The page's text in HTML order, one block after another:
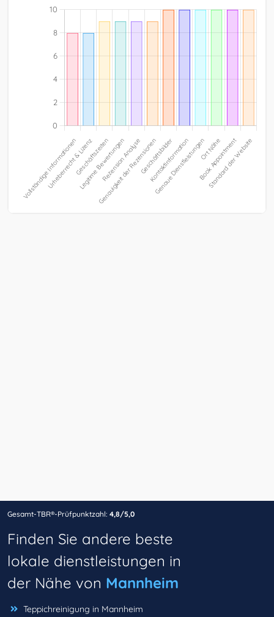
Gesamt-TBR®-Prüfpunktzahl: 4,8/5,0
Finden Sie andere beste
lokale dienstleistungen in
der Nähe von Mannheim
Teppichreinigung in Mannheim